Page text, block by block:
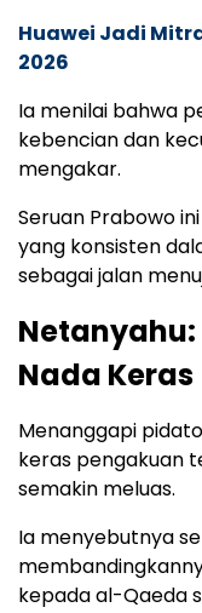
Huawei Jadi
2026
Ia menilai bahwa
kebencian dan
mengakar.
Seruan Prabowo
yang konsisten
sebagai jalan
Nada Keras
Menanggapi
keras pengakuan
semakin meluas.
Ia menyebutnya
kepada al-Qaeda